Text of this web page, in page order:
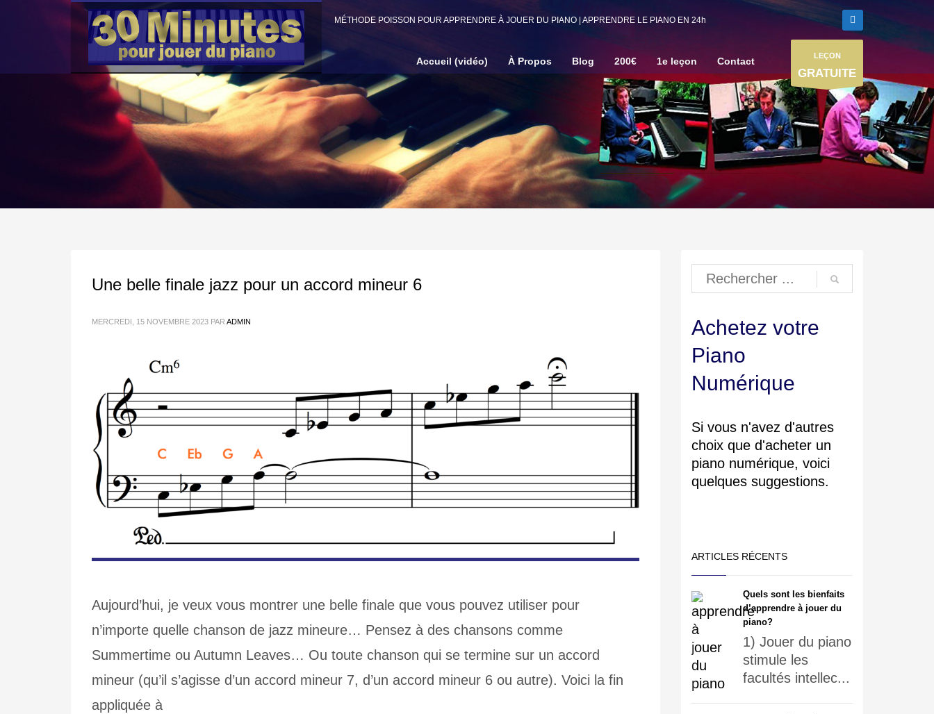
MÉTHODE POISSON POUR APPRENDRE À JOUER DU PIANO | APPRENDRE LE PIANO EN 24h
Accueil (vidéo) À Propos Blog 200€ 1e leçon Contact LEÇON
GRATUITE
Une belle finale jazz pour un accord mineur 6
MERCREDI, 15 NOVEMBRE 2023 PAR ADMIN
Aujourd’hui, je veux vous montrer une belle finale que vous pouvez utiliser pour
n’importe quelle chanson de jazz mineure… Pensez à des chansons comme
Summertime ou Autumn Leaves… Ou toute chanson qui se termine sur un accord
mineur (qu’il s’agisse d’un accord mineur 7, d’un accord mineur 6 ou autre). Voici la fin
appliquée à
Achetez votre
Piano
Numérique
Si vous n'avez d'autres
choix que d'acheter un
piano numérique, voici
quelques suggestions.
ARTICLES RÉCENTS
Quels sont les bienfaits
d’apprendre à jouer du
piano?
1) Jouer du piano
stimule les
facultés intellec...